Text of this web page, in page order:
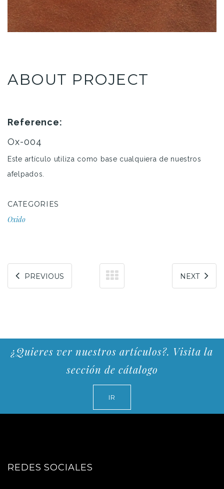
ABOUT PROJECT
Reference:
Ox-004
Este artículo utiliza como base cualquiera de nuestros
afelpados.
CATEGORIES
Oxido
PREVIOUS NEXT
¿Quieres ver nuestros artículos?. Visita la
sección de cátalogo
IR
REDES SOCIALES